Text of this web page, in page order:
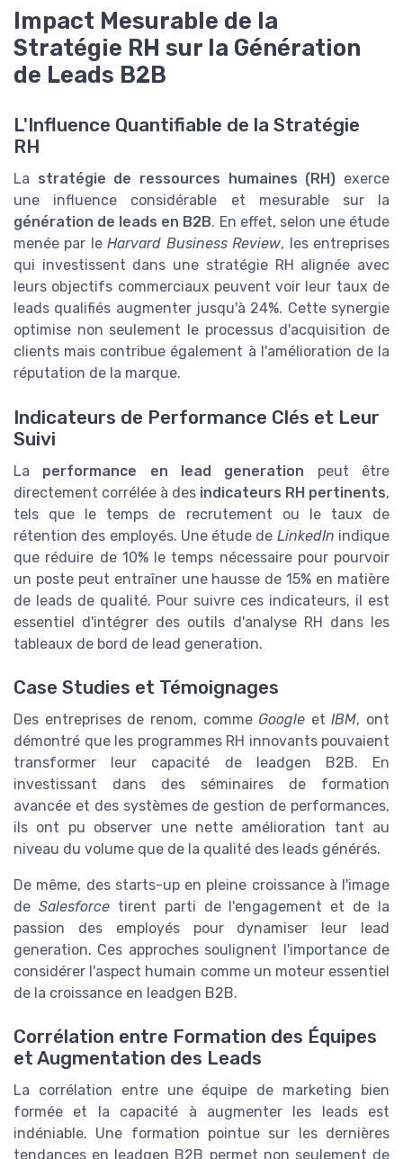
Impact Mesurable de la
Stratégie RH sur la Génération
de Leads B2B
L'Influence Quantifiable de la Stratégie
RH
La stratégie de ressources humaines (RH) exerce
une influence considérable et mesurable sur la
génération de leads en B2B. En effet, selon une étude
menée par leHarvard Business Review, les entreprises
qui investissent dans une stratégie RH alignée avec
leurs objectifs commerciaux peuvent voir leur taux de
leads qualifiés augmenter jusqu'à 24%. Cette synergie
optimise non seulement le processus d'acquisition de
clients mais contribue également à l'amélioration de la
réputation de la marque.
Indicateurs de Performance Clés et Leur
Suivi
La performance en lead generation peut être
directement corrélée à des indicateurs RH pertinents,
tels que le temps de recrutement ou le taux de
rétention des employés. Une étude de LinkedIn indique
que réduire de 10% le temps nécessaire pour pourvoir
un poste peut entraîner une hausse de 15% en matière
de leads de qualité. Pour suivre ces indicateurs, il est
essentiel d'intégrer des outils d'analyse RH dans les
tableaux de bord de lead generation.
Case Studies et Témoignages
Des entreprises de renom, comme Google etIBM, ont
démontré que les programmes RH innovants pouvaient
transformer leur capacité de leadgen B2B. En
investissant dans des séminaires de formation
avancée et des systèmes de gestion de performances,
ils ont pu observer une nette amélioration tant au
niveau du volume que de la qualité des leads générés.
De même, des starts-up en pleine croissance à l'image
de Salesforcetirent parti de l'engagement et de la
passion des employés pour dynamiser leur lead
generation. Ces approches soulignent l'importance de
considérer l'aspect humain comme un moteur essentiel
de la croissance en leadgen B2B.
Corrélation entre Formation des Équipes
et Augmentation des Leads
La corrélation entre une équipe de marketing bien
formée et la capacité à augmenter les leads est
indéniable. Une formation pointue sur les dernières
tendances en leadgen B2B permet non seulement de